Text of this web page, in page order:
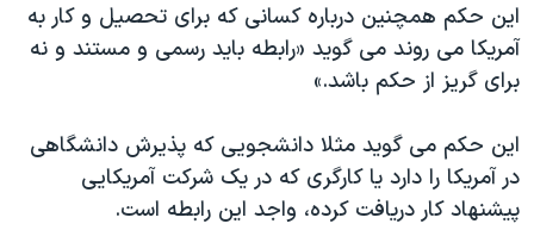
این حکم همچنین درباره کسانی که برای تحصیل و کار به
آمریکا می روند می گوید «رابطه باید رسمی و مستند و نه
برای گریز از حکم باشد.»
این حکم می گوید مثلا دانشجویی که پذیرش دانشگاهی
در آمریکا را دارد یا کارگری که در یک شرکت آمریکایی
پیشنهاد کار دریافت کرده، واجد این رابطه است.